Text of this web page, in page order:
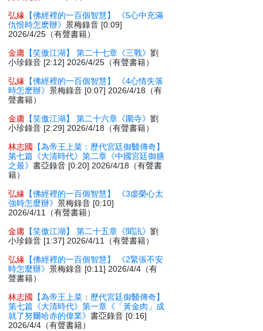
弘緣 【佛經裡的一百個智慧】 《5心中充滿
仇恨時怎麽辦》景梅錄音 [0:09]
2026/4/25（有聲書籍）
金庸 【笑傲江湖】 第二十七章《三戰》劉
小珍錄音 [2:12] 2026/4/25（有聲書籍）
弘緣 【佛經裡的一百個智慧】 《4心情失落
時怎麽辦》景梅錄音 [0:07] 2026/4/18（有
聲書籍）
金庸 【笑傲江湖】 第二十六章《圍寺》劉
小珍錄音 [2:29] 2026/4/18（有聲書籍）
林志國
【為帝王上菜：歷代宮廷御醫傳奇】
第七篇《大清時代》第二章《中國宮廷御膳
之最》書亞錄音 [0:20] 2026/4/18（有聲書
籍）
弘緣 【佛經裡的一百個智慧】 《3虛榮心太
強時怎麼辦》景梅錄音 [0:10]
2026/4/11（有聲書籍）
金庸 【笑傲江湖】 第二十五章《聞訊》劉
小珍錄音 [1:37] 2026/4/11（有聲書籍）
弘緣 【佛經裡的一百個智慧】 《2緊張不安
時怎麼辦》景梅錄音 [0:11] 2026/4/4（有
聲書籍）
林志國
【為帝王上菜：歷代宮廷御醫傳奇】
第七篇《大清時代》第一章《「黃金肉」成
就了努爾哈赤的偉業》書亞錄音 [0:16]
2026/4/4（有聲書籍）